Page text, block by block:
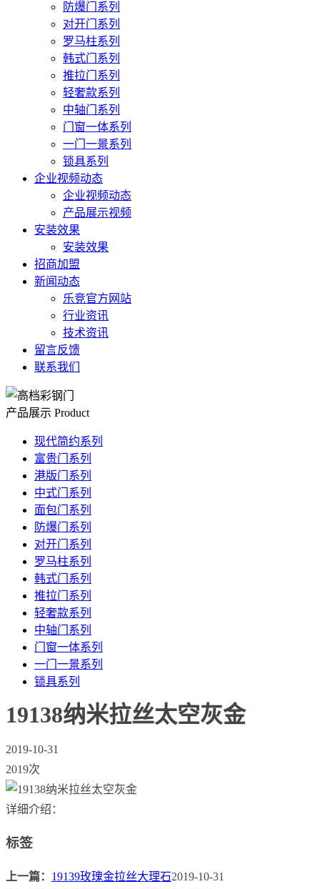
防爆门系列
对开门系列
罗马柱系列
韩式门系列
推拉门系列
轻奢款系列
中轴门系列
门窗一体系列
一门一景系列
锁具系列
企业视频动态
企业视频动态
产品展示视频
安装效果
安装效果
招商加盟
新闻动态
乐竞官方网站
行业资讯
技术资讯
留言反馈
联系我们
产品展示 Product
现代简约系列
富贵门系列
港版门系列
中式门系列
面包门系列
防爆门系列
对开门系列
罗马柱系列
韩式门系列
推拉门系列
轻奢款系列
中轴门系列
门窗一体系列
一门一景系列
锁具系列
19138纳米拉丝太空灰金
2019-10-31
2019次
详细介绍：
标签
上一篇： 19139玫瑰金拉丝大理石2019-10-31